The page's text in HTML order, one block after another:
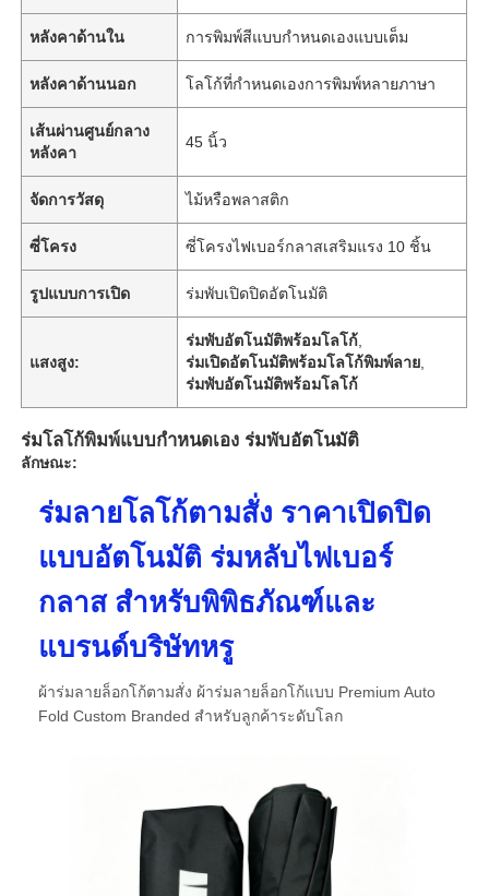
หลังคาด้านใน การพิมพ์สีแบบกำหนดเองแบบเต็ม
หลังคาด้านนอก โลโก้ที่กำหนดเองการพิมพ์หลายภาษา
เส้นผ่านศูนย์กลาง
หลังคา
45 นิ้ว
จัดการวัสดุ ไม้หรือพลาสติก
ซี่โครง ซี่โครงไฟเบอร์กลาสเสริมแรง 10 ชิ้น
รูปแบบการเปิด ร่มพับเปิดปิดอัตโนมัติ
แสงสูง:
ร่มพับอัตโนมัติพร้อมโลโก้
ร่มเปิดอัตโนมัติพร้อมโลโก้พิมพ์ลาย
ร่มพับอัตโนมัติพร้อมโลโก้
ร่มโลโก้พิมพ์แบบกำหนดเอง ร่มพับอัตโนมัติ
ลักษณะ:
ร่มลายโลโก้ตามสั่ง ราคาเปิดปิด
แบบอัตโนมัติ ร่มหลับไฟเบอร์
กลาส สําหรับพิพิธภัณฑ์และ
แบรนด์บริษัทหรู
ผ้าร่มลายล็อกโก้ตามสั่ง ผ้าร่มลายล็อกโก้แบบ Premium Auto
Fold Custom Branded สําหรับลูกค้าระดับโลก